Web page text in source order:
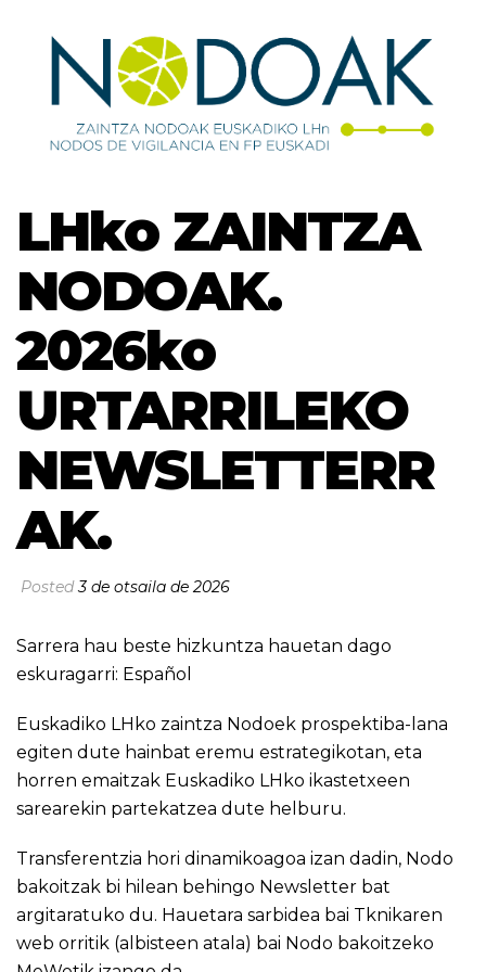
LHko ZAINTZA
NODOAK.
2026ko
URTARRILEKO
NEWSLETTERR
AK.
Posted3 de otsaila de 2026
Sarrera hau beste hizkuntza hauetan dago
eskuragarri: Español
Euskadiko LHko zaintza Nodoek prospektiba-lana
egiten dute hainbat eremu estrategikotan, eta
horren emaitzak Euskadiko LHko ikastetxeen
sarearekin partekatzea dute helburu.
Transferentzia hori dinamikoagoa izan dadin, Nodo
bakoitzak bi hilean behingo Newsletter bat
argitaratuko du. Hauetara sarbidea bai Tknikaren
web orritik (albisteen atala) bai Nodo bakoitzeko